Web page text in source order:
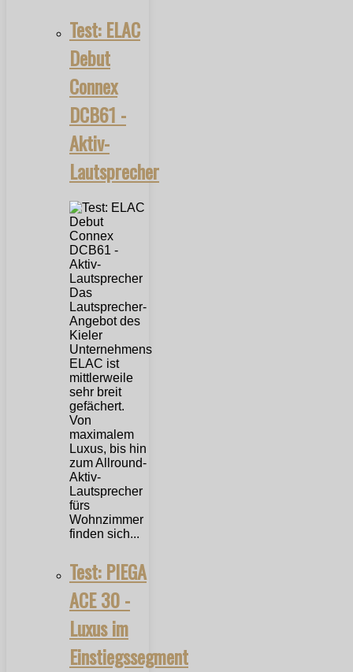
Test: ELAC
Debut
Connex
DCB61 -
Aktiv-
Lautsprecher
Das
Lautsprecher-
Angebot des
Kieler
Unternehmens
ELAC ist
mittlerweile
sehr breit
gefächert.
Von
maximalem
Luxus, bis hin
zum Allround-
Aktiv-
Lautsprecher
fürs
Wohnzimmer
finden sich...
Test: PIEGA
ACE 30 -
Luxus im
Einstiegssegment